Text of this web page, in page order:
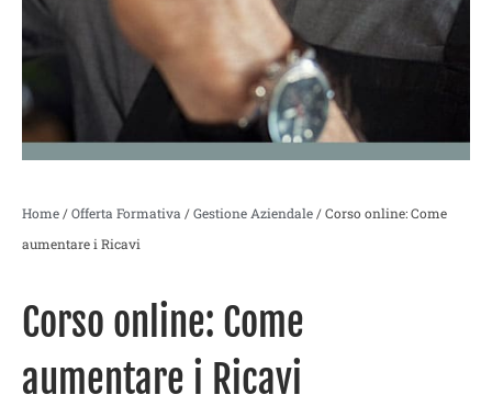
Home/Offerta Formativa /Gestione Aziendale/ Corso online: Come
aumentare i Ricavi
Corso online: Come
aumentare i Ricavi